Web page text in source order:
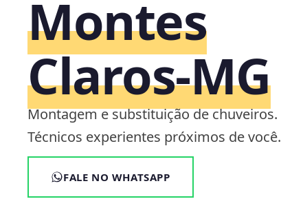
Montes
Claros‑MG
Montagem e substituição de chuveiros.
Técnicos experientes próximos de você.
FALE NO WHATSAPP